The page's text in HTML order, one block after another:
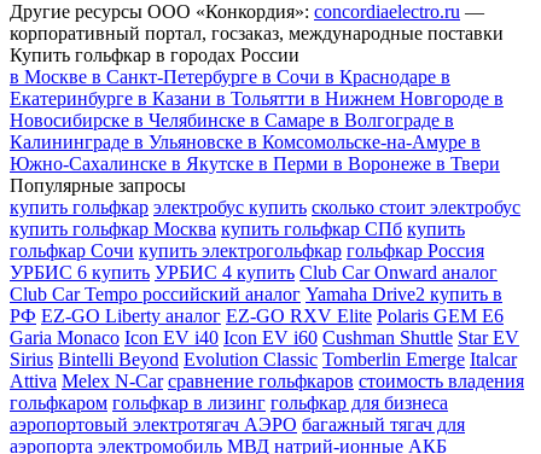
Другие ресурсы ООО «Конкордия»: concordiaelectro.ru —
корпоративный портал, госзаказ, международные поставки
Купить гольфкар в городах России
в Москве в Санкт-Петербурге в Сочи в Краснодаре в
Екатеринбурге в Казани в Тольятти в Нижнем Новгороде в
Новосибирске в Челябинске в Самаре в Волгограде в
Калининграде в Ульяновске в Комсомольске-на-Амуре в
Южно-Сахалинске в Якутске в Перми в Воронеже в Твери
Популярные запросы
купить гольфкар электробус купить сколько стоит электробус
купить гольфкар Москва купить гольфкар СПб купить
гольфкар Сочи купить электрогольфкар гольфкар Россия
УРБИС 6 купить УРБИС 4 купить Club Car Onward аналог
Club Car Tempo российский аналог Yamaha Drive2 купить в
РФ EZ-GO Liberty аналог EZ-GO RXV Elite Polaris GEM E6
Garia Monaco Icon EV i40 Icon EV i60 Cushman Shuttle Star EV
Sirius Bintelli Beyond Evolution Classic Tomberlin Emerge Italcar
Attiva Melex N-Car сравнение гольфкаров стоимость владения
гольфкаром гольфкар в лизинг гольфкар для бизнеса
аэропортовый электротягач АЭРО багажный тягач для
аэропорта электромобиль МВД натрий-ионные АКБ